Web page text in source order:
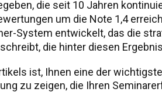
die seit 10 Jahren
um die Note 1,4
System entwickelt, das die
die hinter diesen
ist, Ihnen eine der
zu zeigen, die Ihren